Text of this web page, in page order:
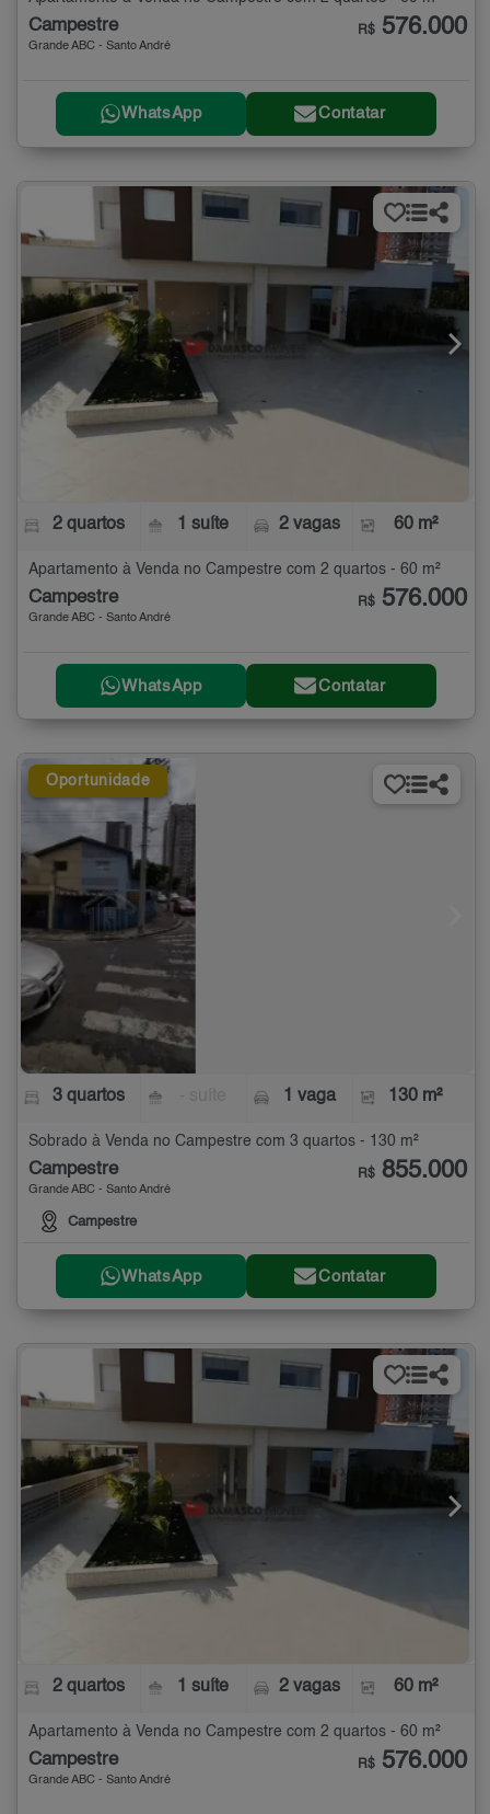
Campestre
Grande ABC - Santo André
R$ 576.000
WhatsApp Contatar
2 quartos 1 suíte 2 vagas 60 m²
Apartamento à Venda no Campestre com 2 quartos - 60 m²
Campestre
Grande ABC - Santo André
R$ 576.000
WhatsApp Contatar
Oportunidade
3 quartos 1 vaga 130 m²
Sobrado à Venda no Campestre com 3 quartos - 130 m²
Campestre
Grande ABC - Santo André
Campestre
R$ 855.000
WhatsApp Contatar
2 quartos 1 suíte 2 vagas 60 m²
Apartamento à Venda no Campestre com 2 quartos - 60 m²
Campestre
Grande ABC - Santo André
R$ 576.000